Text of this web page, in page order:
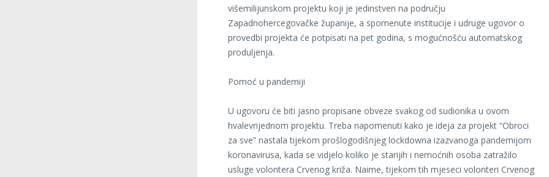
višemilijunskom projektu koji je jedinstven na području
Zapadnohercegovačke županije, a spomenute institucije i udruge ugovor o
provedbi projekta će potpisati na pet godina, s mogućnošću automatskog
produljenja.
Pomoć u pandemiji
U ugovoru će biti jasno propisane obveze svakog od sudionika u ovom
hvalevrijednom projektu. Treba napomenuti kako je ideja za projekt “Obroci
za sve” nastala tijekom prošlogodišnjeg lockdowna izazvanoga pandemijom
koronavirusa, kada se vidjelo koliko je starijih i nemoćnih osoba zatražilo
usluge volontera Crvenog križa. Naime, tijekom tih mjeseci volonteri Crvenog